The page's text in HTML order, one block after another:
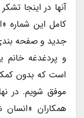
آنها در اینجا
کامل این شماره
جدید و صفحه بندی
و پردغدغه خانم
است که بدون کمک
موفق شویم. در
همکاران